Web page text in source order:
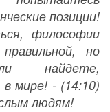
позиции!
философии
но
найдете,
мире! - (14:10)
людям!